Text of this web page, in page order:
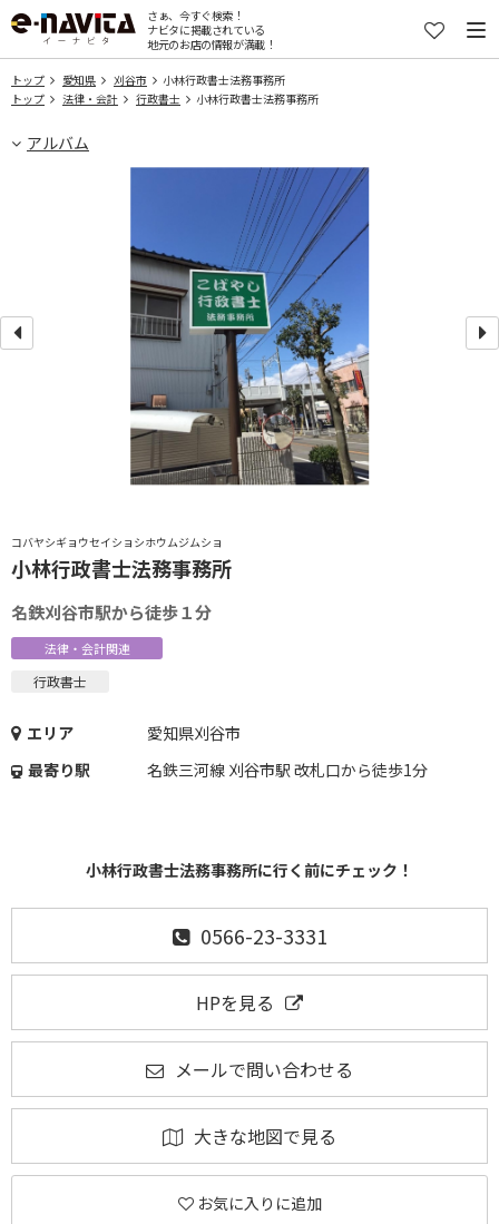
さぁ、今すぐ検索！
ナビタに掲載されている
地元のお店の情報が満載！
トップ 愛知県 刈谷市
小林行政書士法務事務所
トップ
法律・会計 行政書士 小林行政書士法務事務所
アルバム
コバヤシギョウセイショシホウムジムショ
小林行政書士法務事務所
名鉄刈谷市駅から徒歩１分
法律・会計関連
行政書士
エリア
愛知県刈谷市
最寄り駅
名鉄三河線 刈谷市駅 改札口から徒歩1分
小林行政書士法務事務所に行く前にチェック！
0566-23-3331
HPを見る
メールで問い合わせる
大きな地図で見る
お気に入りに追加